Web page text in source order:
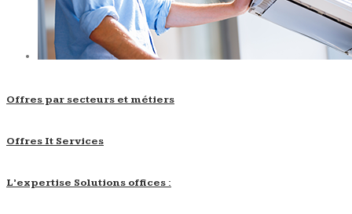
Offres par secteurs et métiers
Offres It Services
L’expertise Solutions offices :